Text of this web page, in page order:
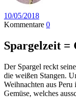
10/05/2018
Kommentare 0
Spargelzeit =
Der Spargel reckt
die weißen Stangen.
Weihnachten aus
Gemüse, welches